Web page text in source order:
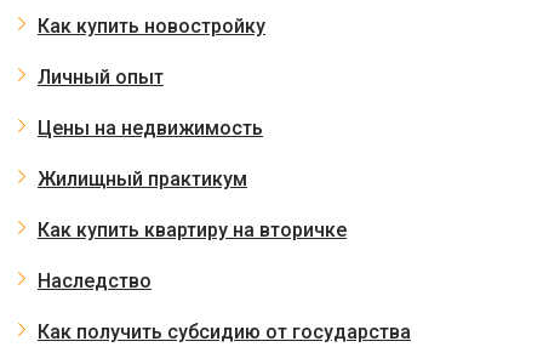
Как купить новостройку
Личный опыт
Цены на недвижимость
Жилищный практикум
Как купить квартиру на вторичке
Наследство
Как получить субсидию от государства